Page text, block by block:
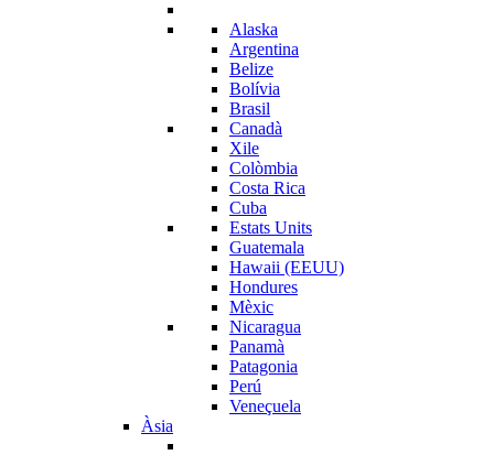
Alaska
Argentina
Belize
Bolívia
Brasil
Canadà
Xile
Colòmbia
Costa Rica
Cuba
Estats Units
Guatemala
Hawaii (EEUU)
Hondures
Mèxic
Nicaragua
Panamà
Patagonia
Perú
Veneçuela
Àsia